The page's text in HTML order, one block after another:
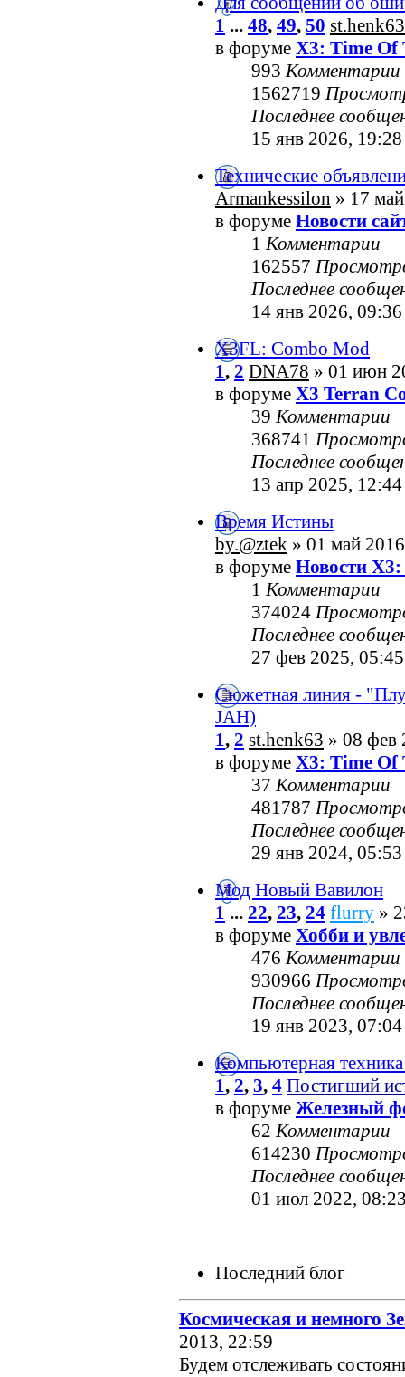
1 ... 48, 49, 50 st.henk63
в форуме X3: Time Of
993Комментарии
1562719
Последнее
15 янв 2026, 19:28
Технические
Armankessilon » 17
в форуме Новости
1Комментарии
162557
Последнее
14 янв 2026, 09:36
X3FL: Combo Mod
1, 2 DNA78 » 01 июн
в форуме X3 Terran
39Комментарии
368741
Последнее
13 апр 2025, 12:44
Время Истины
by.@ztek » 01 май
в форуме Новости
1Комментарии
374024
Последнее
27 фев 2025, 05:45
Сюжетная линия -
JAH)
1, 2 st.henk63 » 08 фев
в форуме X3: Time Of
37Комментарии
481787
Последнее
29 янв 2024, 05:53
Мод Новый Вавилон
1 ... 22, 23, 24 flurry »
в форуме Хобби и
476Комментарии
930966
Последнее
19 янв 2023, 07:04
Компьютерная
1, 2, 3, 4 Постигший
в форуме Железный
62Комментарии
614230
Последнее
01 июл 2022,
Последний блог
Космическая и немного
2013, 22:59
Будем отслеживать